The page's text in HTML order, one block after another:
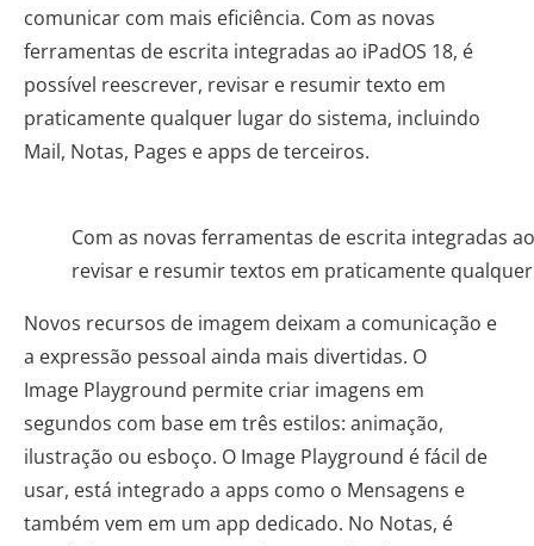
comunicar com mais eficiência. Com as novas
ferramentas de escrita integradas ao iPadOS 18, é
possível reescrever, revisar e resumir texto em
praticamente qualquer lugar do sistema, incluindo
Mail, Notas, Pages e apps de terceiros.
Com as novas ferramentas de escrita integradas
revisar e resumir textos em praticamente
Novos recursos de imagem deixam a comunicação e
a expressão pessoal ainda mais divertidas. O
Image Playground permite criar imagens em
segundos com base em três estilos: animação,
ilustração ou esboço. O Image Playground é fácil de
usar, está integrado a apps como o Mensagens e
também vem em um app dedicado. No Notas, é